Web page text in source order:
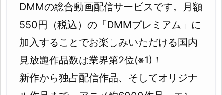
DMMの総合動画配信サービスです。月額
550円（税込）の「DMMプレミアム」に
加入することでお楽しみいただける国内
見放題作品数は業界第2位(※1)！
新作から独占配信作品、そしてオリジナ